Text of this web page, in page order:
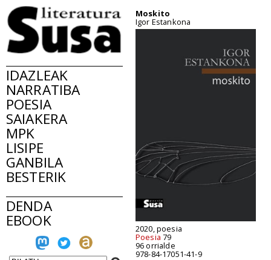
IDAZLEAK
NARRATIBA
POESIA
SAIAKERA
MPK
LISIPE
GANBILA
BESTERIK
DENDA
EBOOK
Moskito
Igor Estankona
2020, poesia
Poesia 79
96 orrialde
978-84-17051-41-9